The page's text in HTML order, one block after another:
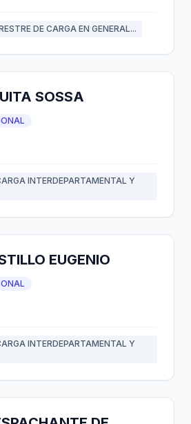
DE CARGA EN GENERAL...
SOSSA
INTERDEPARTAMENTAL Y
EUGENIO
INTERDEPARTAMENTAL Y